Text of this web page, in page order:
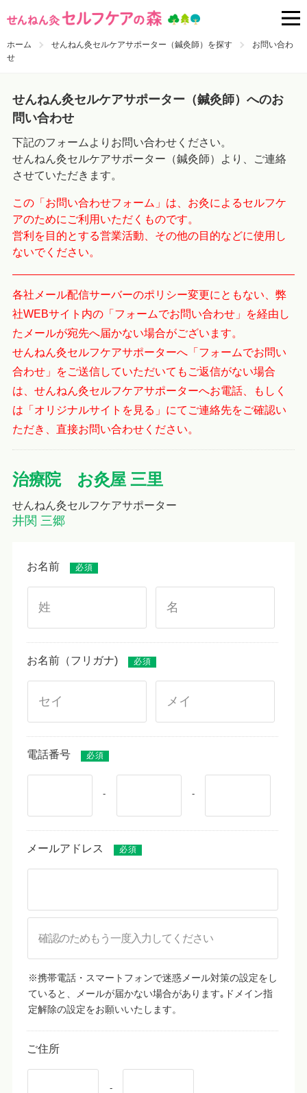
ホーム せんねん灸セルケアサポーター（鍼灸師）を探す
お問い合わ
せ
せんねん灸セルケアサポーター（鍼灸師）へのお
問い合わせ
下記のフォームよりお問い合わせください。
せんねん灸セルケアサポーター（鍼灸師）より、ご連絡
させていただきます。
この「お問い合わせフォーム」は、お灸によるセルフケ
アのためにご利用いただくものです。
営利を目的とする営業活動、その他の目的などに使用し
ないでください。
各社メール配信サーバーのポリシー変更にともない、弊
社WEBサイト内の「フォームでお問い合わせ」を経由し
たメールが宛先へ届かない場合がございます。
せんねん灸セルフケアサポーターへ「フォームでお問い
合わせ」をご送信していただいてもご返信がない場合
は、せんねん灸セルフケアサポーターへお電話、もしく
は「オリジナルサイトを見る」にてご連絡先をご確認い
ただき、直接お問い合わせください。
治療院 お灸屋 三里
せんねん灸セルフケアサポーター
井関 三郷
お名前 必須
お名前（フリガナ) 必須
電話番号 必須
- -
メールアドレス 必須
※携帯電話・スマートフォンで迷惑メール対策の設定をし
ていると、メールが届かない場合があります｡ドメイン指
定解除の設定をお願いいたします。
ご住所
-